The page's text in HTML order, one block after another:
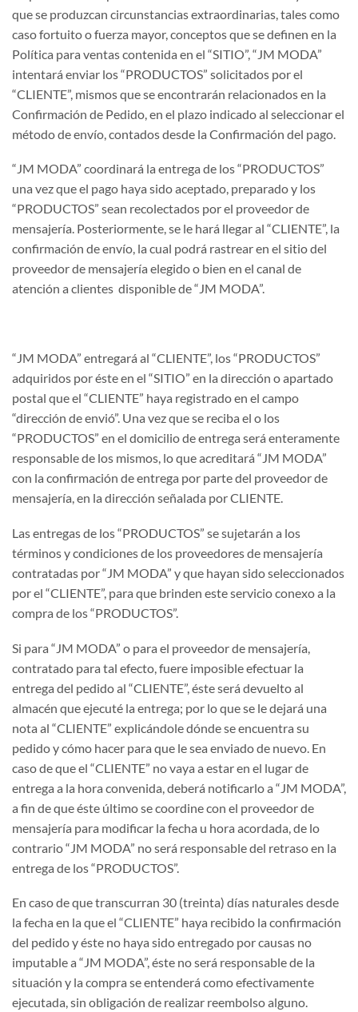
que se produzcan circunstancias extraordinarias, tales como
caso fortuito o fuerza mayor, conceptos que se definen en la
Política para ventas contenida en el “SITIO”, “JM MODA”
intentará enviar los “PRODUCTOS” solicitados por el
“CLIENTE”, mismos que se encontrarán relacionados en la
Confirmación de Pedido, en el plazo indicado al seleccionar el
método de envío, contados desde la Confirmación del pago.
“JM MODA” coordinará la entrega de los “PRODUCTOS”
una vez que el pago haya sido aceptado, preparado y los
“PRODUCTOS” sean recolectados por el proveedor de
mensajería. Posteriormente, se le hará llegar al “CLIENTE”, la
confirmación de envío, la cual podrá rastrear en el sitio del
proveedor de mensajería elegido o bien en el canal de
atención a clientes disponible de “JM MODA”.
“JM MODA” entregará al “CLIENTE”, los “PRODUCTOS”
adquiridos por éste en el “SITIO” en la dirección o apartado
postal que el “CLIENTE” haya registrado en el campo
“dirección de envió”. Una vez que se reciba el o los
“PRODUCTOS” en el domicilio de entrega será enteramente
responsable de los mismos, lo que acreditará “JM MODA”
con la confirmación de entrega por parte del proveedor de
mensajería, en la dirección señalada por CLIENTE.
Las entregas de los “PRODUCTOS” se sujetarán a los
términos y condiciones de los proveedores de mensajería
contratadas por “JM MODA” y que hayan sido seleccionados
por el “CLIENTE”, para que brinden este servicio conexo a la
compra de los “PRODUCTOS”.
Si para “JM MODA” o para el proveedor de mensajería,
contratado para tal efecto, fuere imposible efectuar la
entrega del pedido al “CLIENTE”, éste será devuelto al
almacén que ejecuté la entrega; por lo que se le dejará una
nota al “CLIENTE” explicándole dónde se encuentra su
pedido y cómo hacer para que le sea enviado de nuevo. En
caso de que el “CLIENTE” no vaya a estar en el lugar de
entrega a la hora convenida, deberá notificarlo a “JM MODA”,
a fin de que éste último se coordine con el proveedor de
mensajería para modificar la fecha u hora acordada, de lo
contrario “JM MODA” no será responsable del retraso en la
entrega de los “PRODUCTOS”.
En caso de que transcurran 30 (treinta) días naturales desde
la fecha en la que el “CLIENTE” haya recibido la confirmación
del pedido y éste no haya sido entregado por causas no
imputable a “JM MODA”, éste no será responsable de la
situación y la compra se entenderá como efectivamente
ejecutada, sin obligación de realizar reembolso alguno.